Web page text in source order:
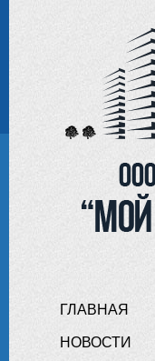
ГЛАВНАЯ
НОВОСТИ